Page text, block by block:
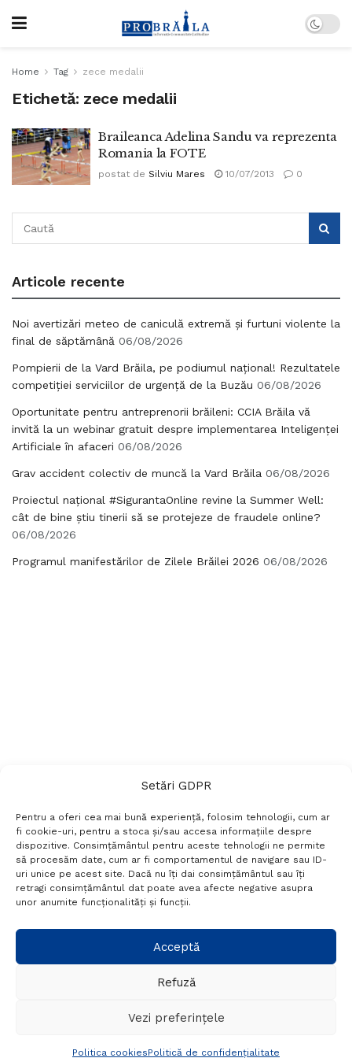
Setări GDPR
Pentru a oferi cea mai bună experiență, folosim tehnologii, cum ar
fi cookie-uri, pentru a stoca și/sau accesa informațiile despre
dispozitive. Consimțământul pentru aceste tehnologii ne permite
să procesăm date, cum ar fi comportamentul de navigare sau ID-
uri unice pe acest site. Dacă nu îți dai consimțământul sau îți
retragi consimțământul dat poate avea afecte negative asupra
unor anumite funcționalități și funcții.
Acceptă
Refuză
Vezi preferințele
Politica cookiesPolitică de confidențialitate
Home Tag zece medalii
Etichetă: zece medalii
Braileanca Adelina Sandu va reprezenta
Romania la FOTE
postat de Silviu Mares 10/07/2013 0
Articole recente
Noi avertizări meteo de caniculă extremă și furtuni violente la
final de săptămână 06/08/2026
Pompierii de la Vard Brăila, pe podiumul național! Rezultatele
competiției serviciilor de urgență de la Buzău 06/08/2026
Oportunitate pentru antreprenorii brăileni: CCIA Brăila vă
invită la un webinar gratuit despre implementarea Inteligenței
Artificiale în afaceri 06/08/2026
Grav accident colectiv de muncă la Vard Brăila 06/08/2026
Proiectul național #SigurantaOnline revine la Summer Well:
cât de bine știu tinerii să se protejeze de fraudele online?
06/08/2026
Programul manifestărilor de Zilele Brăilei 2026 06/08/2026
Termeni si conditii
Politică de confidențialitate
Politica cookies
Setări GDPR
+40 788 760 194